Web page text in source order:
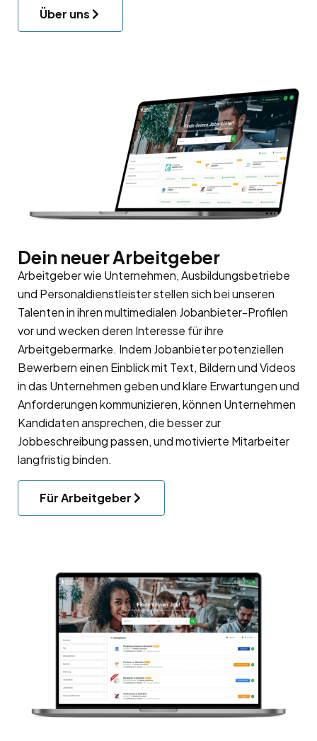
Über uns
Dein neuer Arbeitgeber
Arbeitgeber wie Unternehmen, Ausbildungsbetriebe
und Personaldienstleister stellen sich bei unseren
Talenten in ihren multimedialen Jobanbieter-Profilen
vor und wecken deren Interesse für ihre
Arbeitgebermarke. Indem Jobanbieter potenziellen
Bewerbern einen Einblick mit Text, Bildern und Videos
in das Unternehmen geben und klare Erwartungen und
Anforderungen kommunizieren, können Unternehmen
Kandidaten ansprechen, die besser zur
Jobbeschreibung passen, und motivierte Mitarbeiter
langfristig binden.
Für Arbeitgeber